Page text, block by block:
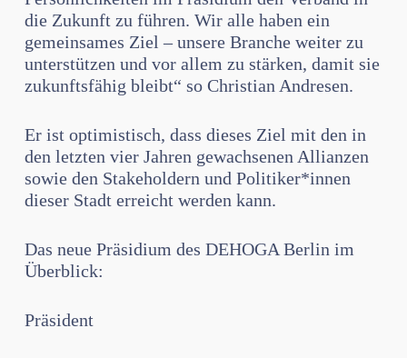
die Zukunft zu führen. Wir alle haben ein
gemeinsames Ziel – unsere Branche weiter zu
unterstützen und vor allem zu stärken, damit sie
zukunftsfähig bleibt“ so Christian Andresen.
Er ist optimistisch, dass dieses Ziel mit den in
den letzten vier Jahren gewachsenen Allianzen
sowie den Stakeholdern und Politiker*innen
dieser Stadt erreicht werden kann.
Das neue Präsidium des DEHOGA Berlin im
Überblick:
Präsident